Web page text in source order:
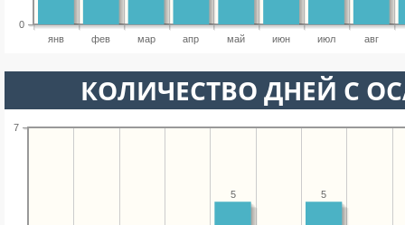
янв фев мар апр май июн июл авг
0
КОЛИЧЕСТВО ДНЕЙ С
7
5
5